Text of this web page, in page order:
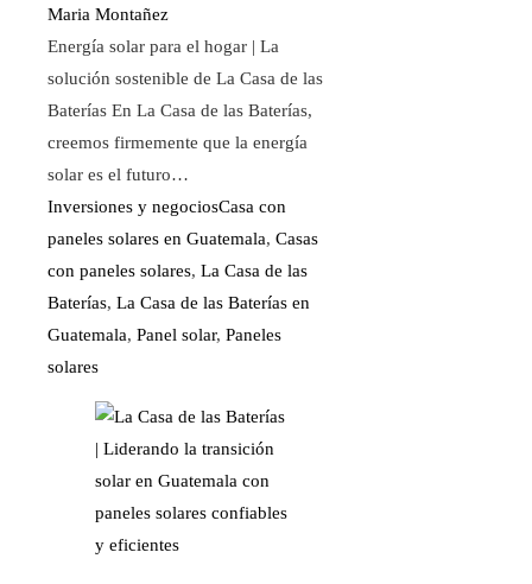
Maria Montañez
Energía solar para el hogar | La
solución sostenible de La Casa de las
Baterías En La Casa de las Baterías,
creemos firmemente que la energía
solar es el futuro…
Inversiones y negociosCasa con
paneles solares en Guatemala, Casas
con paneles solares, La Casa de las
Baterías, La Casa de las Baterías en
Guatemala, Panel solar, Paneles
solares